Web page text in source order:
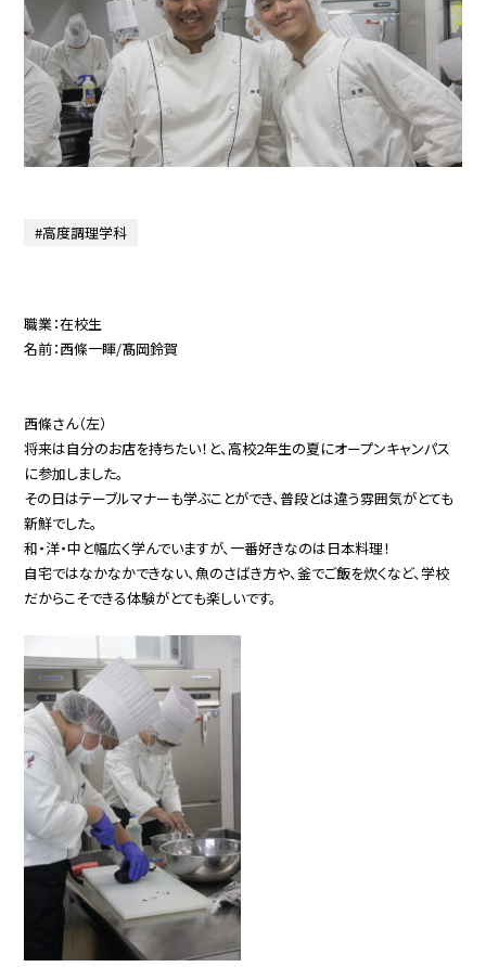
#高度調理学科
職業：在校生
名前：西條一睴/髙岡鈴賀
西條さん（左）
将来は自分のお店を持ちたい！と、高校2年生の夏にオープンキャンパス
に参加しました。
その日はテーブルマナーも学ぶことができ、普段とは違う雰囲気がとても
新鮮でした。
和・洋・中と幅広く学んでいますが、一番好きなのは日本料理！
自宅ではなかなかできない、魚のさばき方や、釜でご飯を炊くなど、学校
だからこそできる体験がとても楽しいです。